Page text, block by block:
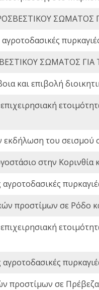
αγροτοδασικές
ΣΩΜΑΤΟΣ
και επιβολή
εκδήλωση του σεισμού
στην Κορινθία
αγροτοδασικές
προστίμων σε Ρόδο
αγροτοδασικές
προστίμων σε